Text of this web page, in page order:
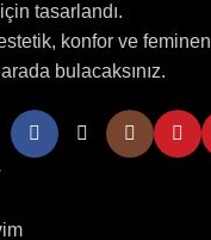
tasarlandı.
konfor ve feminen
bulacaksınız.